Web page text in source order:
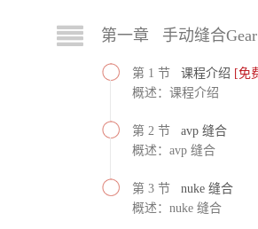
第一章 手动缝合
第 1 节 课程介绍 [免
概述：课程介绍
第 2 节 avp 缝合
概述：avp 缝合
第 3 节 nuke 缝合
概述：nuke 缝合